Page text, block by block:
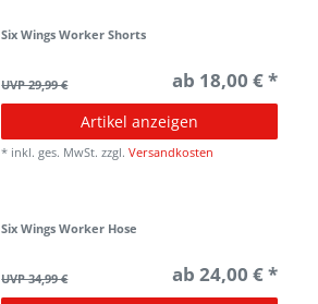
Six Wings Worker Shorts
UVP 29,99 € ab 18,00 € *
Artikel anzeigen
* inkl. ges. MwSt. zzgl.Versandkosten
Six Wings Worker Hose
UVP 34,99 € ab 24,00 € *